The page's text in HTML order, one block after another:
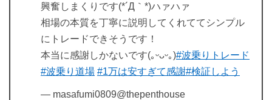
興奮しまくりです(*´Д｀*)ハァハァ
相場の本質を丁寧に説明してくれててシンプル
にトレードできそうです！
本当に感謝しかないです(｡ᵕᴗᵕ｡)#波乗りトレード
#波乗り道場 #1万は安すぎて感謝#検証しよう
— masafumi0809@thepenthouse